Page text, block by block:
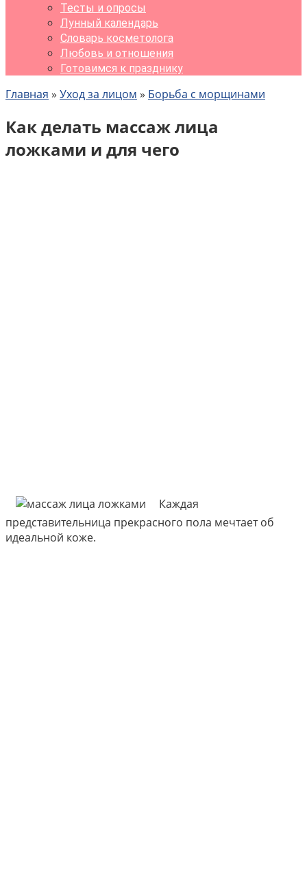
Тесты и опросы
Лунный календарь
Словарь косметолога
Любовь и отношения
Готовимся к празднику
Главная » Уход за лицом » Борьба с морщинами
Как делать массаж лица
ложками и для чего
Каждая
представительница прекрасного пола мечтает об
идеальной коже.